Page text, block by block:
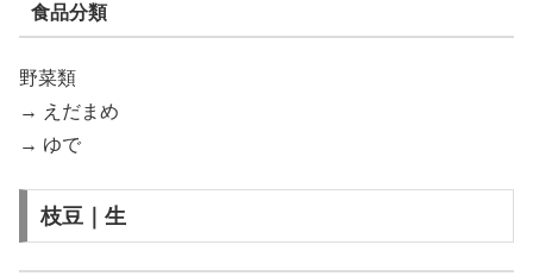
食品分類
野菜類
→ えだまめ
→ ゆで
枝豆｜生